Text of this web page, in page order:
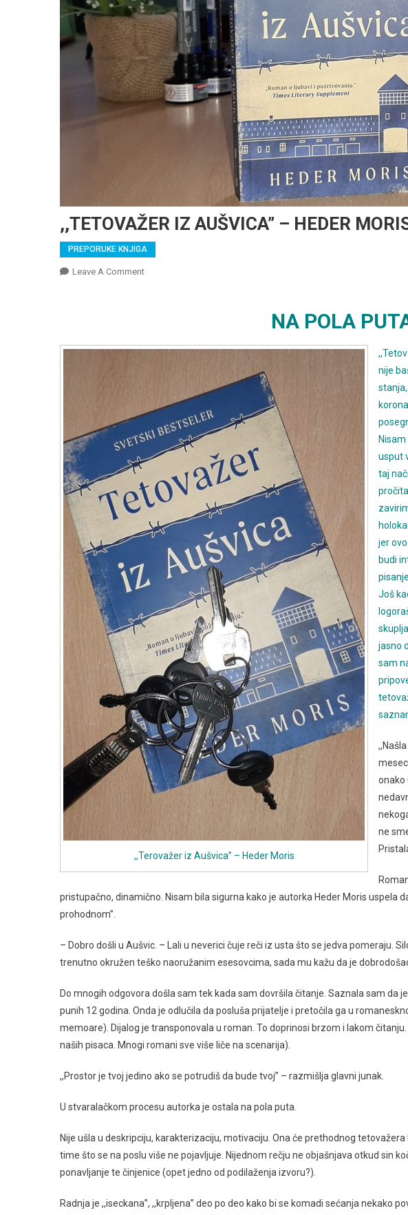
,,TETOVAŽER IZ AUŠVICA” – HEDER
PREPORUKE KNJIGA
Leave A CommentOn
HEDER
NA POLA
,,Terovažer iz Aušvica” – Heder Moris
nije
usput
taj
jer
budi
Još
jasno
sam
onako
ne
pristupačno, dinamično. Nisam bila sigurna kako je autorka Heder Moris uspela
prohodnom”.
– Dobro došli u Aušvic. – Lali u neverici čuje reči iz usta što se jedva pomeraju.
trenutno okružen teško naoružanim esesovcima, sada mu kažu da je
Do mnogih odgovora došla sam tek kada sam dovršila čitanje. Saznala sam da
punih 12 godina. Onda je odlučila da posluša prijatelje i pretočila ga u
memoare). Dijalog je transponovala u roman. To doprinosi brzom i lakom
naših pisaca. Mnogi romani sve više liče na scenarija).
,,Prostor je tvoj jedino ako se potrudiš da bude tvoj” – razmišlja glavni junak.
U stvaralačkom procesu autorka je ostala na pola puta.
Nije ušla u deskripciju, karakterizaciju, motivaciju. Ona će prethodnog
time što se na poslu više ne pojavljuje. Nijednom rečju ne objašnjava otkud sin
ponavljanje te činjenice (opet jedno od podilaženja izvoru?).
Radnja je ,,iseckana”, ,,krpljena” deo po deo kako bi se komadi sećanja nekako